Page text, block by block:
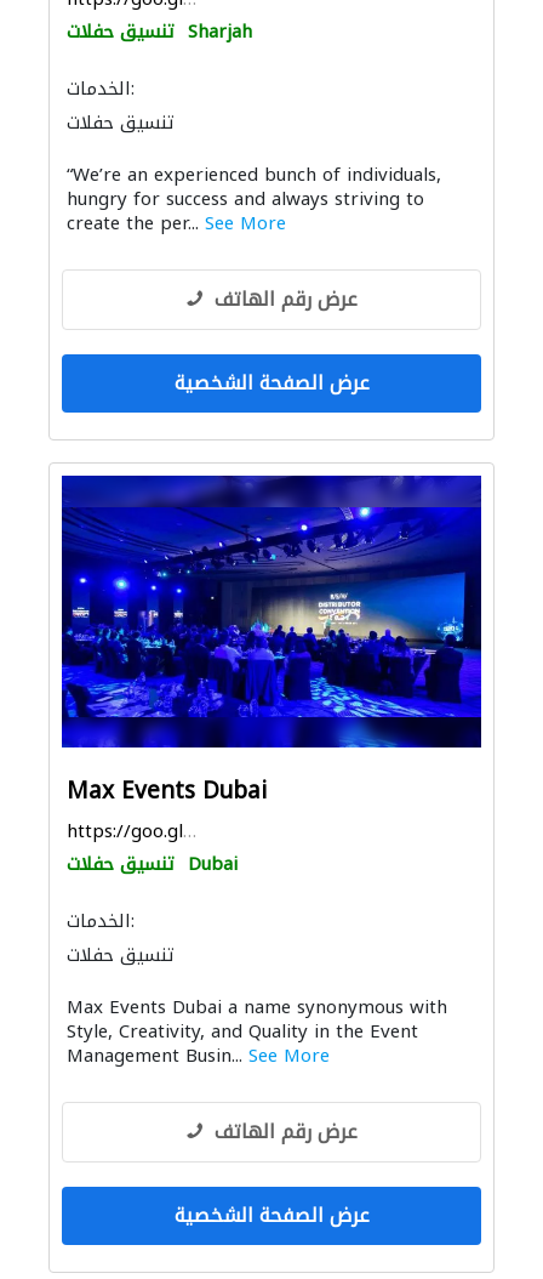
تنسيق حفلات Sharjah
الخدمات:
تنسيق حفلات
“We’re an experienced bunch of individuals,
hungry for success and always striving to
create the per... See More
عرض رقم الهاتف
عرض الصفحة الشخصية
Max Events Dubai
https://goo.gl/maps/TWZam37yLF6G18CeA
تنسيق حفلات Dubai
الخدمات:
تنسيق حفلات
Max Events Dubai a name synonymous with
Style, Creativity, and Quality in the Event
Management Busin... See More
عرض رقم الهاتف
عرض الصفحة الشخصية